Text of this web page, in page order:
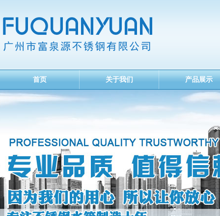
首页 关于我们 产品展示